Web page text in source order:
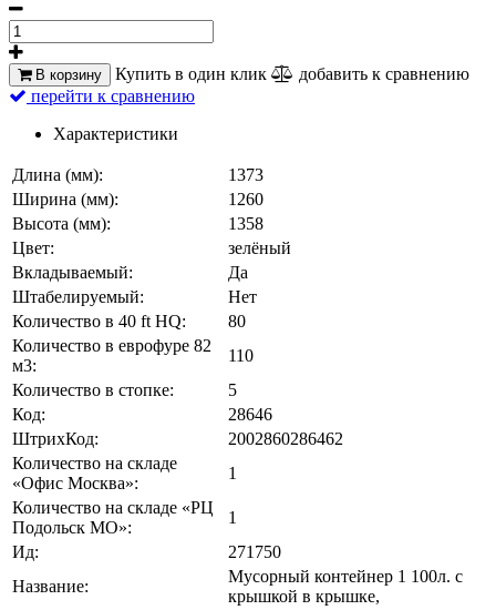
В корзину Купить в один клик
добавить к сравнению
перейти к сравнению
Характеристики
Длина (мм):
1373
Ширина (мм):
1260
Высота (мм):
1358
Цвет:
зелёный
Вкладываемый:
Да
Штабелируемый:
Нет
Количество в 40 ft HQ:
80
Количество в еврофуре 82
м3:
110
Количество в стопке:
5
Код:
28646
ШтрихКод:
2002860286462
Количество на складе
«Офис Москва»:
1
Количество на складе «РЦ
Подольск МО»:
1
Ид:
271750
Название:
Мусорный контейнер 1 100л. с
крышкой в крышке,